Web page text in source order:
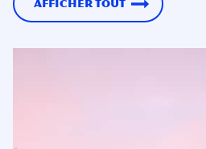
Afficher tout